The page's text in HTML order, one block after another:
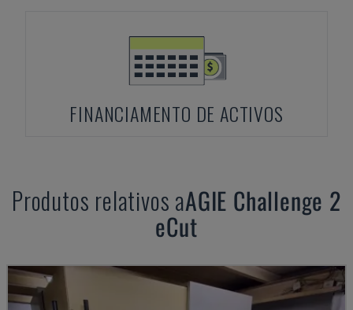
FINANCIAMENTO DE ACTIVOS
Produtos relativos aAGIE Challenge 2
eCut